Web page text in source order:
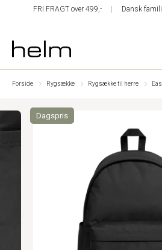
FRI FRAGT over 499,- Dansk
Forside Rygsække Rygsække til herre
Dagspris